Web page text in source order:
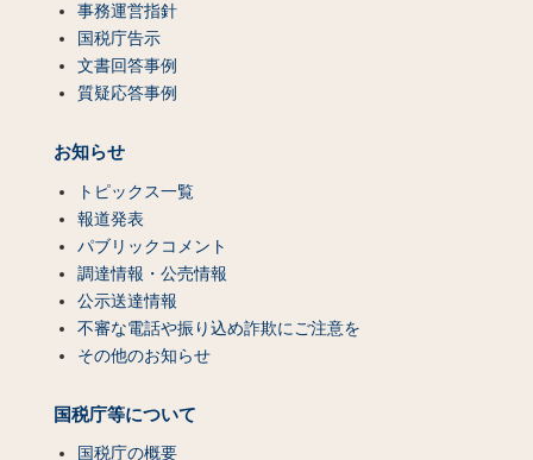
事務運営指針
国税庁告示
文書回答事例
質疑応答事例
お知らせ
トピックス一覧
報道発表
パブリックコメント
調達情報・公売情報
公示送達情報
不審な電話や振り込め詐欺にご注意を
その他のお知らせ
国税庁等について
国税庁の概要